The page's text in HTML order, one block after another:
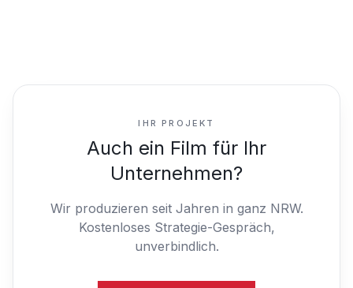
IHR PROJEKT
Auch ein Film für Ihr
Unternehmen?
Wir produzieren seit Jahren in ganz NRW.
Kostenloses Strategie-Gespräch,
unverbindlich.